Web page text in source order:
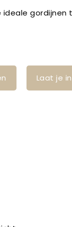
gordijnen
Laat je